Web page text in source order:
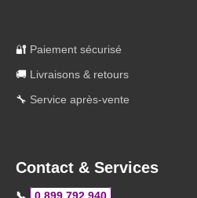
🔐 Paiement sécurisé
🚚 Livraisons & retours
🔧 Service après-vente
Contact & Services